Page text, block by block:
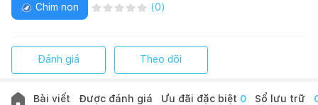
Chim non (0)
Đánh giá Theo dõi
Bài viết Được đánh giá Ưu đãi đặc biệt 0 Sổ lưu trữ